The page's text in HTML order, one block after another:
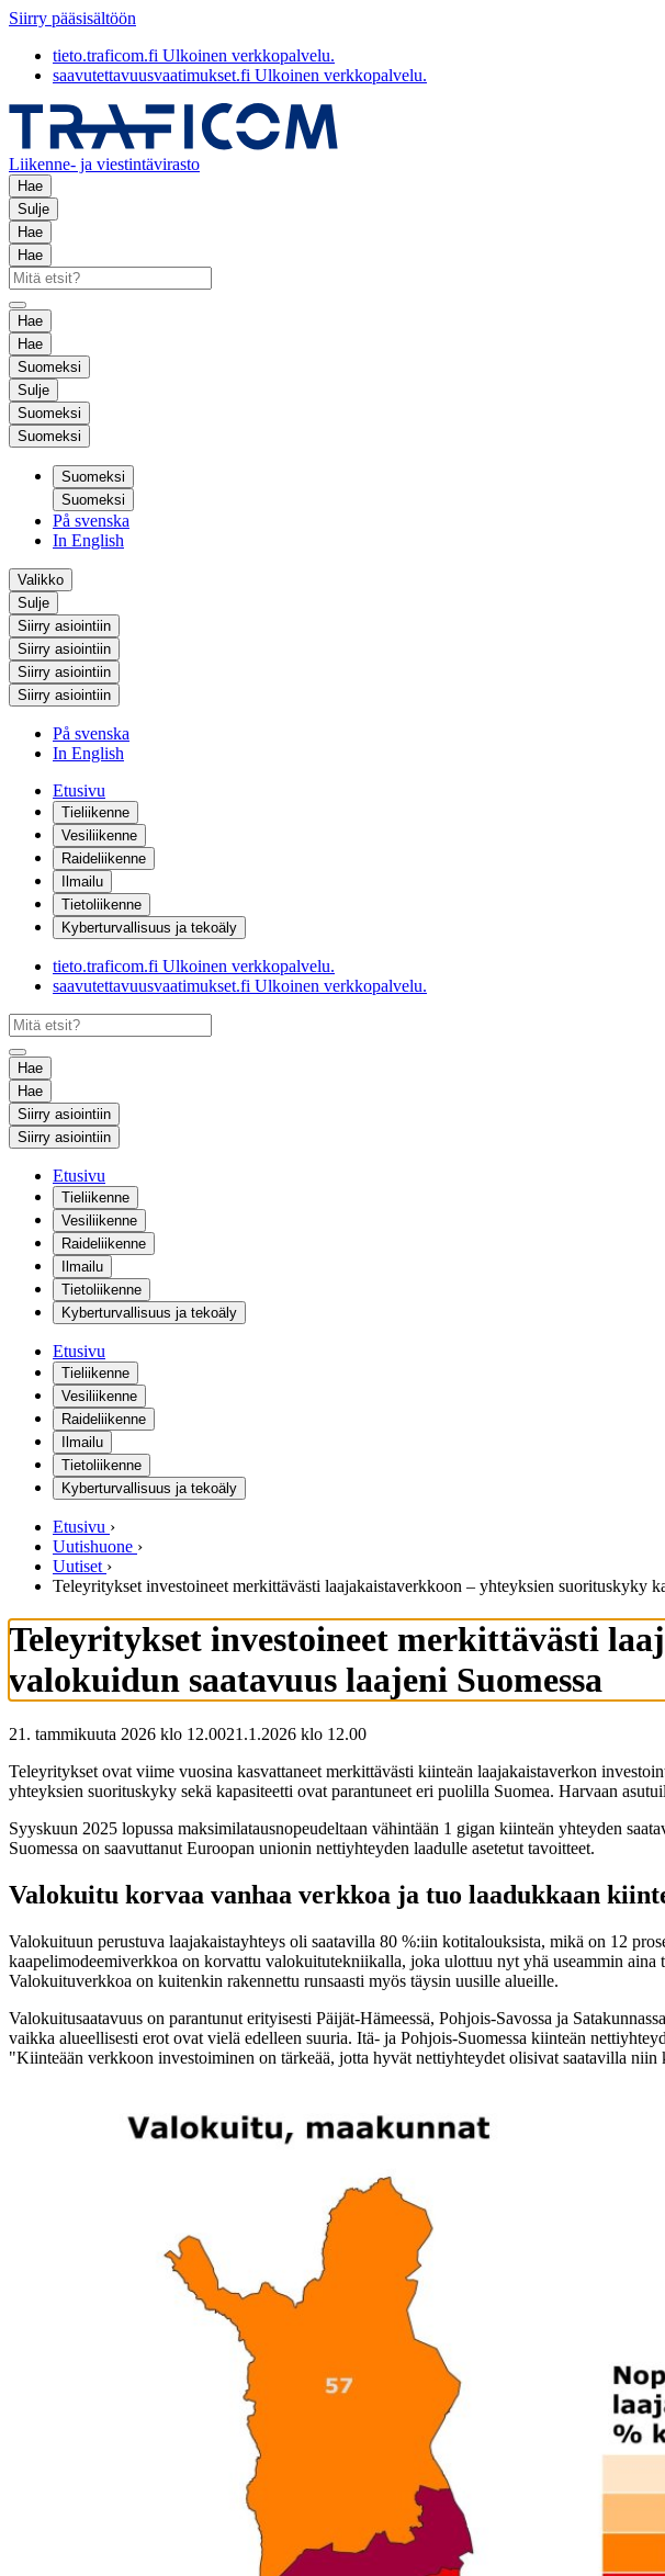
Siirry pääsisältöön
tieto.traficom.fi Ulkoinen verkkopalvelu.
saavutettavuusvaatimukset.fi Ulkoinen verkkopalvelu.
Liikenne- ja viestintävirasto
Hae
Sulje
Hae
Hae
Hae
Hae
Suomeksi
Sulje
Suomeksi
Suomeksi
Suomeksi
Suomeksi
På svenska
In English
Valikko
Sulje
Siirry asiointiin
Siirry asiointiin
Siirry asiointiin
Siirry asiointiin
På svenska
In English
Etusivu
Tieliikenne
Vesiliikenne
Raideliikenne
Ilmailu
Tietoliikenne
Kyberturvallisuus ja tekoäly
tieto.traficom.fi Ulkoinen verkkopalvelu.
saavutettavuusvaatimukset.fi Ulkoinen verkkopalvelu.
Hae
Hae
Siirry asiointiin
Siirry asiointiin
Etusivu
Tieliikenne
Vesiliikenne
Raideliikenne
Ilmailu
Tietoliikenne
Kyberturvallisuus ja tekoäly
Etusivu
Tieliikenne
Vesiliikenne
Raideliikenne
Ilmailu
Tietoliikenne
Kyberturvallisuus ja tekoäly
Etusivu ›
Uutishuone ›
Uutiset ›
Teleyritykset investoineet merkittävästi laajakaistaverkkoon – yhteyksien suorituskyky
Teleyritykset investoineet merkittävästi
valokuidun saatavuus laajeni Suomessa
21. tammikuuta 2026 klo 12.0021.1.2026 klo 12.00
Teleyritykset ovat viime vuosina kasvattaneet merkittävästi kiinteän laajakaistaverkon
yhteyksien suorituskyky sekä kapasiteetti ovat parantuneet eri puolilla Suomea. Harvaan
Syyskuun 2025 lopussa maksimilatausnopeudeltaan vähintään 1 gigan kiinteän yhteyden
Suomessa on saavuttanut Euroopan unionin nettiyhteyden laadulle asetetut tavoitteet.
Valokuitu korvaa vanhaa verkkoa ja tuo laadukkaan
Valokuituun perustuva laajakaistayhteys oli saatavilla 80 %:iin kotitalouksista, mikä on 12
kaapelimodeemiverkkoa on korvattu valokuitutekniikalla, joka ulottuu nyt yhä useammin
Valokuituverkkoa on kuitenkin rakennettu runsaasti myös täysin uusille alueille.
Valokuitusaatavuus on parantunut erityisesti Päijät-Hämeessä, Pohjois-Savossa ja
vaikka alueellisesti erot ovat vielä edelleen suuria. Itä- ja Pohjois-Suomessa kiinteän
"Kiinteään verkkoon investoiminen on tärkeää, jotta hyvät nettiyhteydet olisivat saatavilla